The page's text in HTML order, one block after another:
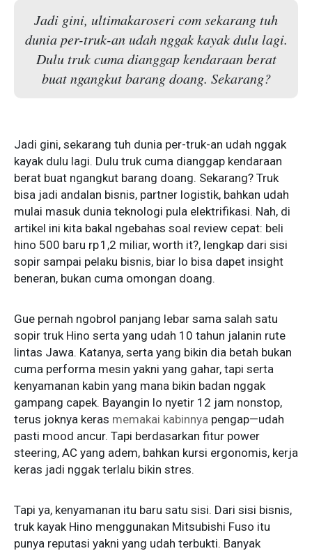
Jadi gini, ultimakaroseri com sekarang tuh
dunia per-truk-an udah nggak kayak dulu lagi.
Dulu truk cuma dianggap kendaraan berat
buat ngangkut barang doang. Sekarang?
Jadi gini, sekarang tuh dunia per-truk-an udah nggak
kayak dulu lagi. Dulu truk cuma dianggap kendaraan
berat buat ngangkut barang doang. Sekarang? Truk
bisa jadi andalan bisnis, partner logistik, bahkan udah
mulai masuk dunia teknologi pula elektrifikasi. Nah, di
artikel ini kita bakal ngebahas soal review cepat: beli
hino 500 baru rp 1,2 miliar, worth it?, lengkap dari sisi
sopir sampai pelaku bisnis, biar lo bisa dapet insight
beneran, bukan cuma omongan doang.
Gue pernah ngobrol panjang lebar sama salah satu
sopir truk Hino serta yang udah 10 tahun jalanin rute
lintas Jawa. Katanya, serta yang bikin dia betah bukan
cuma performa mesin yakni yang gahar, tapi serta
kenyamanan kabin yang mana bikin badan nggak
gampang capek. Bayangin lo nyetir 12 jam nonstop,
terus joknya keras memakai kabinnya pengap—udah
pasti mood ancur. Tapi berdasarkan fitur power
steering, AC yang adem, bahkan kursi ergonomis, kerja
keras jadi nggak terlalu bikin stres.
Tapi ya, kenyamanan itu baru satu sisi. Dari sisi bisnis,
truk kayak Hino menggunakan Mitsubishi Fuso itu
punya reputasi yakni yang udah terbukti. Banyak